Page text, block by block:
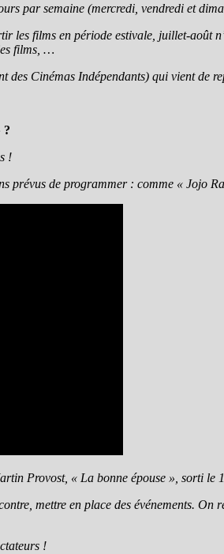
par semaine (mercredi, vendredi et
les films en période estivale, juillet-août
films, …
Cinémas Indépendants) qui vient de
?
!
prévus de programmer : comme « Jojo
Provost, « La bonne épouse », sorti le
mettre en place des événements.
!